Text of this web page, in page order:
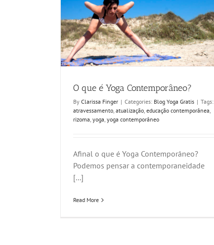
O que é Yoga Contemporâneo?
By Clarissa Finger | Categories: Blog Yoga Gratis | Tags:
atravessamento, atualização, educação contemporânea,
rizoma, yoga, yoga contemporâneo
Afinal o que é Yoga Contemporâneo?
Podemos pensar a contemporaneidade
[...]
Read More